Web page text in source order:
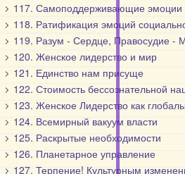
117. Самоподдерживающие эмоции
118. Ратификация эмоций
119. Разум - Сердце, Правосудие -
120. Женское лидерство и мир
121. Единство нам присуще
122. Стоимость бессознательной
123. Женское Лидерство как
124. Всемирный вакуум власти
125. Раскрытые необходимости
126. Планетарное управление
127. Терпение! Культурным